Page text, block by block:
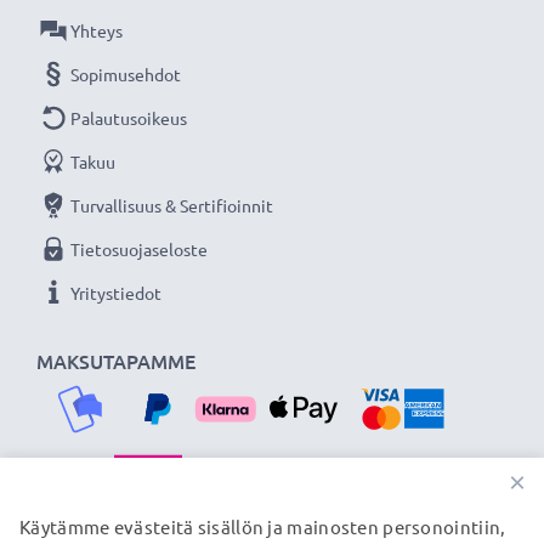
Jatkuvasti virtaa Nikon kameraasi subtel
verkkolaitteella. Tilaa nyt, 3 vuoden takuu!
MAKSUTAPAMME
Yhteys
Sopimusehdot
Palautusoikeus
Takuu
Turvallisuus & Sertifioinnit
Tietosuojaseloste
Yritystiedot
TOIMITUSKUMPPANIMME
×
Käytämme evästeitä sisällön ja mainosten personointiin,